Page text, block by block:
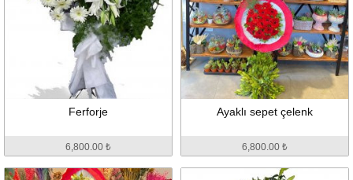
Ferforje
6,800.00 ₺
Ayaklı sepet çelenk
6,800.00 ₺